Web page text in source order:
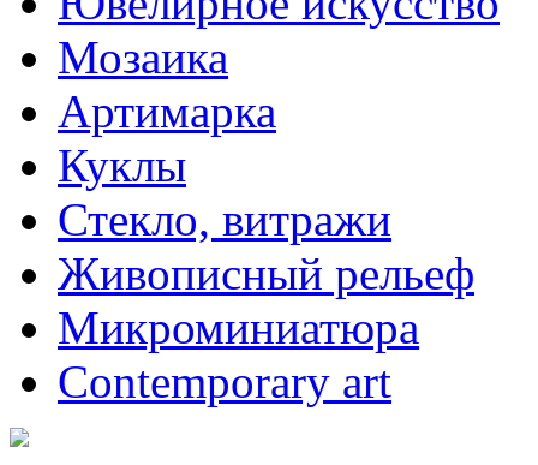
Мозаика
Артимарка
Куклы
Стекло, витражи
Живописный рельеф
Микроминиатюра
Contemporary art